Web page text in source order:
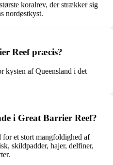
koralrev, der strækker sig
nordøstkyst.
Reef præcis?
kysten af Queensland i det
i Great Barrier Reef?
for et stort mangfoldighed af
skildpadder, hajer, delfiner,